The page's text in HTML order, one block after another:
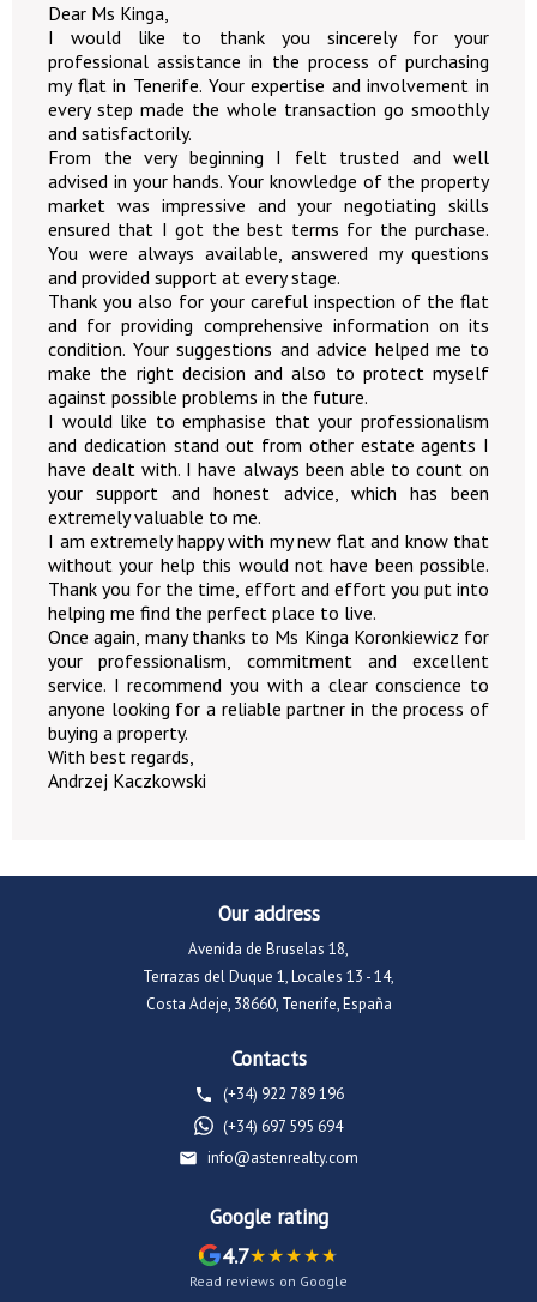
Dear Ms Kinga,
I would like to thank you sincerely for your
professional assistance in the process of purchasing
my flat in Tenerife. Your expertise and involvement in
every step made the whole transaction go smoothly
and satisfactorily.
From the very beginning I felt trusted and well
advised in your hands. Your knowledge of the property
market was impressive and your negotiating skills
ensured that I got the best terms for the purchase.
You were always available, answered my questions
and provided support at every stage.
Thank you also for your careful inspection of the flat
and for providing comprehensive information on its
condition. Your suggestions and advice helped me to
make the right decision and also to protect myself
against possible problems in the future.
I would like to emphasise that your professionalism
and dedication stand out from other estate agents I
have dealt with. I have always been able to count on
your support and honest advice, which has been
extremely valuable to me.
I am extremely happy with my new flat and know that
without your help this would not have been possible.
Thank you for the time, effort and effort you put into
helping me find the perfect place to live.
Once again, many thanks to Ms Kinga Koronkiewicz for
your professionalism, commitment and excellent
service. I recommend you with a clear conscience to
anyone looking for a reliable partner in the process of
buying a property.
With best regards,
Andrzej Kaczkowski
Our address
Avenida de Bruselas 18,
Terrazas del Duque 1, Locales 13 - 14,
Costa Adeje, 38660, Tenerife, España
Contacts
(+34) 922 789 196
(+34) 697 595 694
info@astenrealty.com
Google rating
4.7
Read reviews on Google